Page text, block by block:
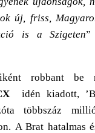
új, friss,
is a Szigeten”
robbant
be
idén kiadott,
többszáz millió
A Brat hatalmas